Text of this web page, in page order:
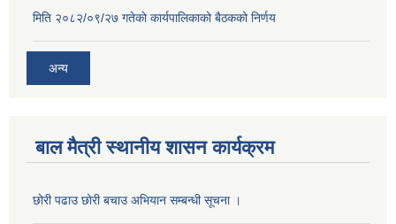
मिति २०८२/०९/२७ गतेकाे कार्यपालिकाको बैठकको निर्णय
अन्य
बाल मैत्री स्थानीय शासन कार्यक्रम
छोरी पढाउ छोरी बचाउ अभियान सम्बन्धी सूचना ।